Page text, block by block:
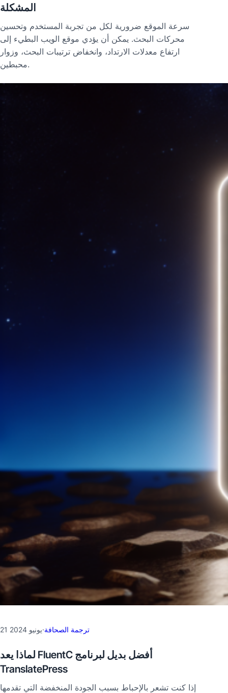
المشكلة
سرعة الموقع ضرورية لكل من تجربة المستخدم وتحسين
محركات البحث. يمكن أن يؤدي موقع الويب البطيء إلى
ارتفاع معدلات الارتداد، وانخفاض ترتيبات البحث، وزوار
محبطين.
21 يونيو 2024·ترجمة الصحافة
لماذا يعد FluentC أفضل بديل لبرنامج
TranslatePress
إذا كنت تشعر بالإحباط بسبب الجودة المنخفضة التي تقدمها